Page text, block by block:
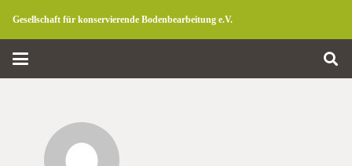
Gesellschaft für konservierende Bodenbearbeitung e.V.